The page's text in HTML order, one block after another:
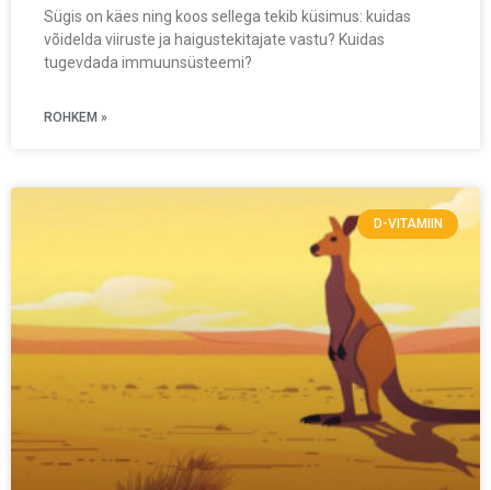
Sügis on käes ning koos sellega tekib küsimus: kuidas
võidelda viiruste ja haigustekitajate vastu? Kuidas
tugevdada immuunsüsteemi?
ROHKEM »
D-VITAMIIN